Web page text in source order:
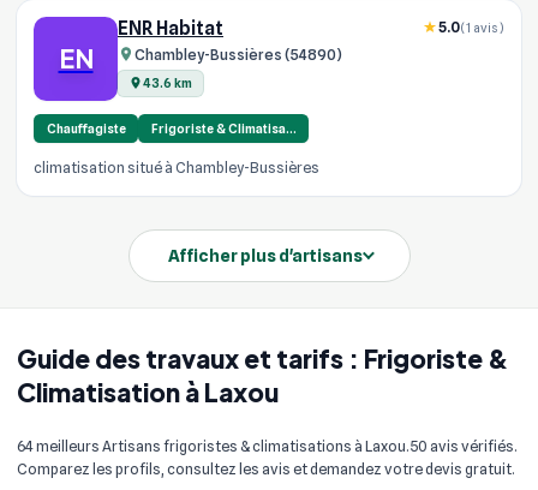
Guide des travaux et tarifs : Frigoriste &
Climatisation à Laxou
64 meilleurs Artisans frigoristes & climatisations à Laxou. 50 avis vérifiés.
Comparez les profils, consultez les avis et demandez votre devis gratuit.
EN
ENR Habitat
Chambley-Bussières (54890)
43.6 km
5.0(1 avis)
Chauffagiste Frigoriste & Climatisa…
climatisation situé à Chambley-Bussières
Afficher plus d'artisans